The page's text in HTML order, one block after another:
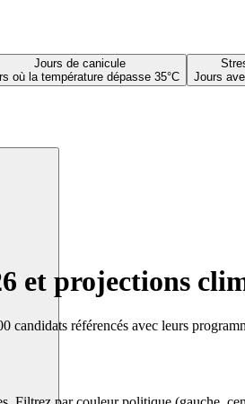
Jours de canicule
où la température dépasse 35°C
Jours
et projections
référencés avec leurs